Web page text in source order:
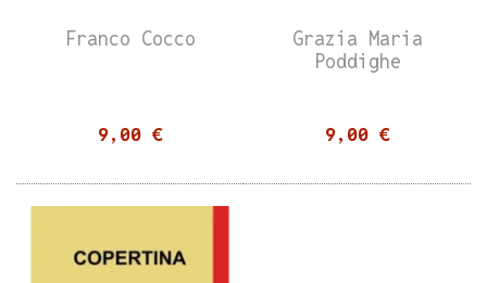
Franco Cocco
9,00 €
Grazia Maria
Poddighe
9,00 €